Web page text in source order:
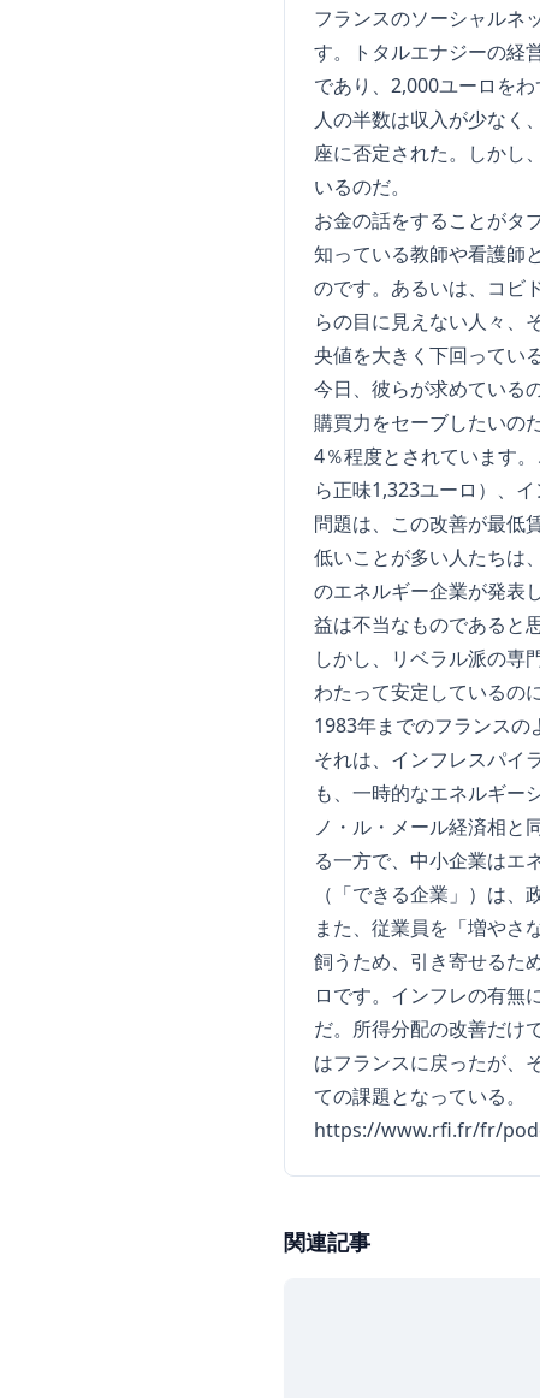
フランスのソーシャルネ
す。トタルエナジーの経
であり、2,000ユーロを
人の半数は収入が少なく
座に否定された。しかし
いるのだ。
お金の話をすることがタ
知っている教師や看護師
のです。あるいは、コビ
らの目に見えない人々、
央値を大きく下回っている
今日、彼らが求めている
購買力をセーブしたいの
4％程度とされています
ら正味1,323ユーロ）、イ
問題は、この改善が最低
低いことが多い人たちは
のエネルギー企業が発表
益は不当なものであると
しかし、リベラル派の専
わたって安定しているの
1983年までのフランスの
それは、インフレスパイ
も、一時的なエネルギー
ノ・ル・メール経済相と
る一方で、中小企業はエ
（「できる企業」）は、
また、従業員を「増やさ
飼うため、引き寄せるた
ロです。インフレの有無
だ。所得分配の改善だけ
はフランスに戻ったが、
ての課題となっている。
https://www.rfi.fr/fr/
関連記事